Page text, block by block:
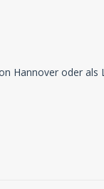
Hannover oder als